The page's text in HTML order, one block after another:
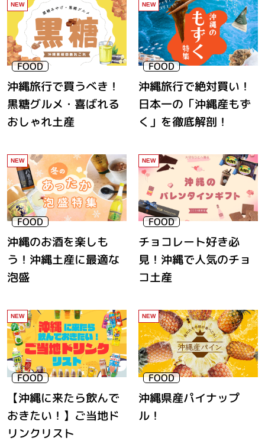
沖縄旅行で買うべき！
黒糖グルメ・喜ばれる
おしゃれ土産
沖縄旅行で絶対買い！
日本一の「沖縄産もず
く」を徹底解剖！
沖縄のお酒を楽しも
う！沖縄土産に最適な
泡盛
チョコレート好き必
見！沖縄で人気のチョ
コ土産
【沖縄に来たら飲んで
おきたい！】ご当地ド
リンクリスト
沖縄県産パイナップ
ル！